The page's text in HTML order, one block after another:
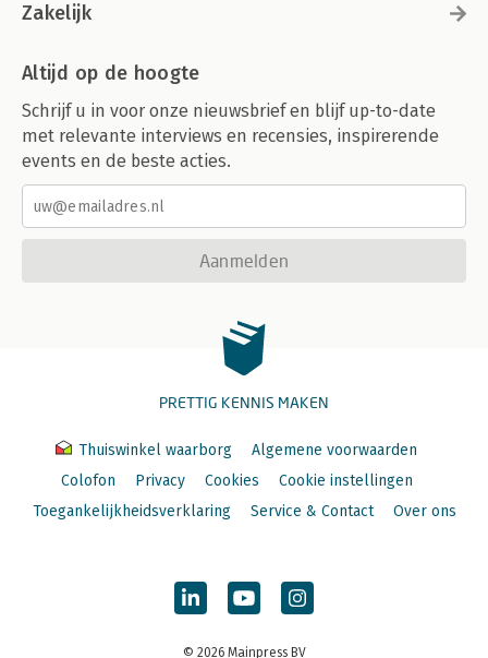
Zakelijk
Altijd op de hoogte
Schrijf u in voor onze nieuwsbrief en blijf up-to-date
met relevante interviews en recensies, inspirerende
events en de beste acties.
Aanmelden
PRETTIG KENNIS MAKEN
Thuiswinkel waarborg
Algemene voorwaarden
Colofon
Privacy Cookies
Cookie instellingen
Toegankelijkheidsverklaring
Service & Contact Over ons
© 2026 Mainpress BV